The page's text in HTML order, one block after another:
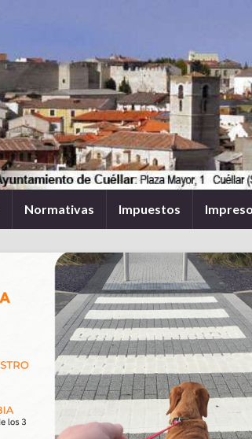
Normativas Impuestos